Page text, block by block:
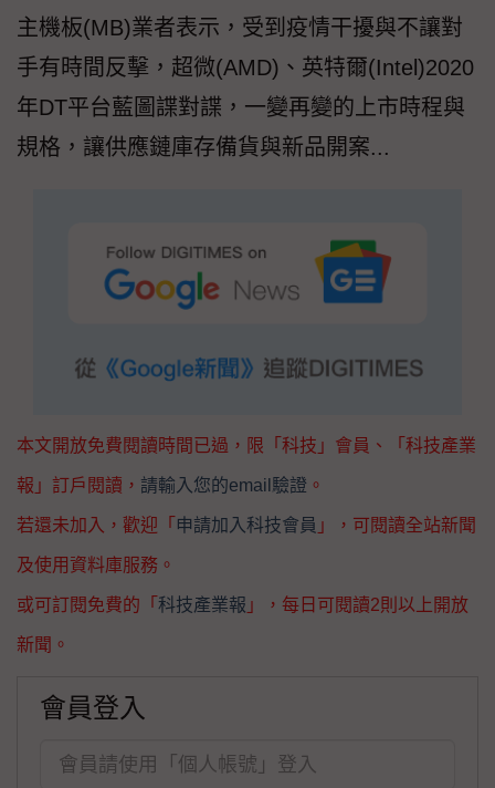
主機板(MB)業者表示，受到疫情干擾與不讓對
手有時間反擊，超微(AMD)、英特爾(Intel)2020
年DT平台藍圖諜對諜，一變再變的上市時程與
規格，讓供應鏈庫存備貨與新品開案...
本文開放免費閱讀時間已過，限「科技」會員、「科技產業
報」訂戶閱讀， 請輸入您的email驗證 。
若還未加入，歡迎「 申請加入科技會員 」，可閱讀全站新聞
及使用資料庫服務。
或可訂閱免費的「 科技產業報 」，每日可閱讀2則以上開放
新聞。
會員登入